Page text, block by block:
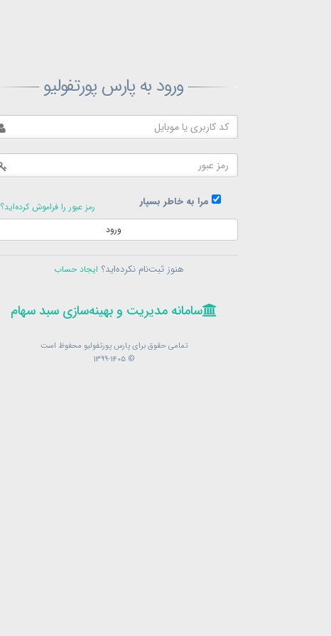
ورود به پارس پورتفولیو
مرا به خاطر بسپار
رمز عبور را فراموش کرده‌اید؟
ورود
هنوز ثبت‌نام نکرده‌اید؟ ایجاد حساب
سامانه مدیریت و بهینه‌سازی سبد سهام
تمامی حقوق برای پارس پورتفولیو محفوظ است
© 1399-1405
ثبت‌نام پارس پورتفولیو
ثبت‌نام
در حال حاضر عضو هستید؟فرم ورود
سامانه مدیریت و بهینه‌سازی سبد سهام
تمامی حقوق برای پارس پورتفولیو محفوظ است
© 1399-1405
بازیابی رمز پارس پورتفولیو
در حال حاضر عضو هستید؟
سامانه مدیریت و بهینه‌سازی سبد سهام
تمامی حقوق برای پارس پورتفولیو محفوظ است